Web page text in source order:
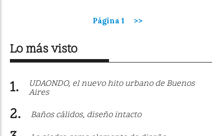
Página 1 >>
Lo más visto
UDAONDO, el nuevo hito urbano de Buenos
Aires
Baños cálidos, diseño intacto